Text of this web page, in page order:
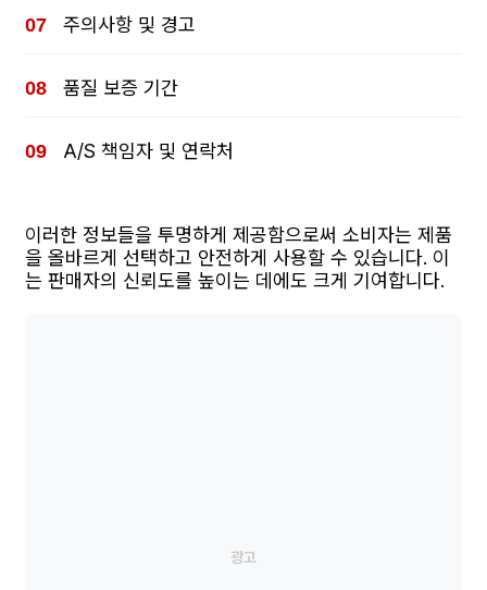
주의사항 및 경고
품질 보증 기간
A/S 책임자 및 연락처
이러한 정보들을 투명하게 제공함으로써 소비자는 제품
을 올바르게 선택하고 안전하게 사용할 수 있습니다. 이
는 판매자의 신뢰도를 높이는 데에도 크게 기여합니다.